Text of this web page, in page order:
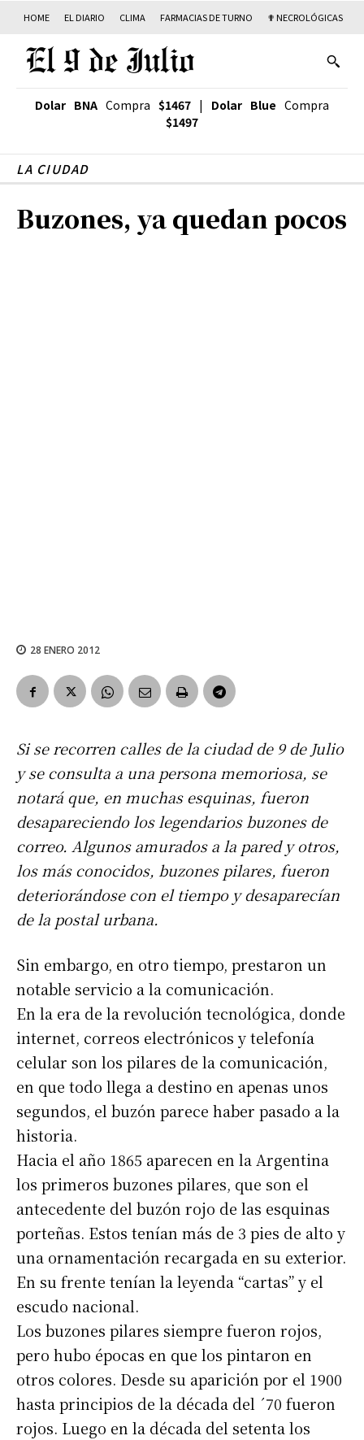
HOME EL DIARIO CLIMA FARMACIAS DE TURNO ✟ NECROLÓGICAS
Dolar BNA Compra $1467 | Dolar Blue Compra
$1497
LA CIUDAD
Buzones, ya quedan pocos
28 ENERO 2012
Si se recorren calles de la ciudad de 9 de Julio
y se consulta a una persona memoriosa, se
notará que, en muchas esquinas, fueron
desapareciendo los legendarios buzones de
correo. Algunos amurados a la pared y otros,
los más conocidos, buzones pilares, fueron
deteriorándose con el tiempo y desaparecían
de la postal urbana.
Sin embargo, en otro tiempo, prestaron un
notable servicio a la comunicación.
En la era de la revolución tecnológica, donde
internet, correos electrónicos y telefonía
celular son los pilares de la comunicación,
en que todo llega a destino en apenas unos
segundos, el buzón parece haber pasado a la
historia.
Hacia el año 1865 aparecen en la Argentina
los primeros buzones pilares, que son el
antecedente del buzón rojo de las esquinas
porteñas. Estos tenían más de 3 pies de alto y
una ornamentación recargada en su exterior.
En su frente tenían la leyenda “cartas” y el
escudo nacional.
Los buzones pilares siempre fueron rojos,
pero hubo épocas en que los pintaron en
otros colores. Desde su aparición por el 1900
hasta principios de la década del ´70 fueron
rojos. Luego en la década del setenta los